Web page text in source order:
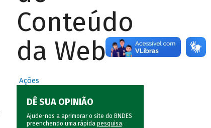
Conteúdo
da Web
Ações
DÊ SUA OPINIÃO
Ajude-nos a aprimorar o site do BNDES
preenchendo uma rápida pesquisa.